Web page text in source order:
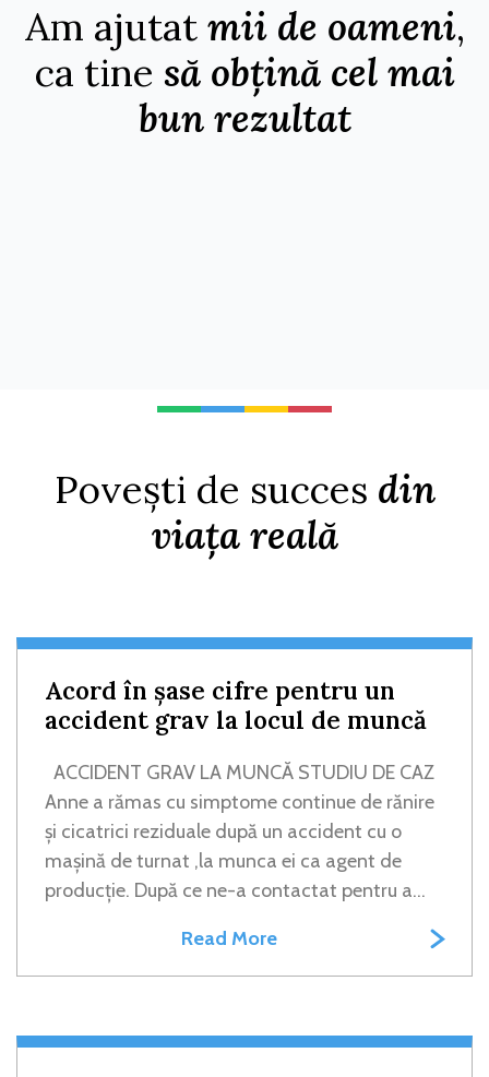
Am ajutat mii de oameni,
ca tine să obțină cel mai
bun rezultat
Povești de succes din
viața reală
Acord în șase cifre pentru un
accident grav la locul de muncă
ACCIDENT GRAV LA MUNCĂ STUDIU DE CAZ
Anne a rămas cu simptome continue de rănire
și cicatrici reziduale după un accident cu o
mașină de turnat ,la munca ei ca agent de
producție. După ce ne-a contactat pentru a...
Read More